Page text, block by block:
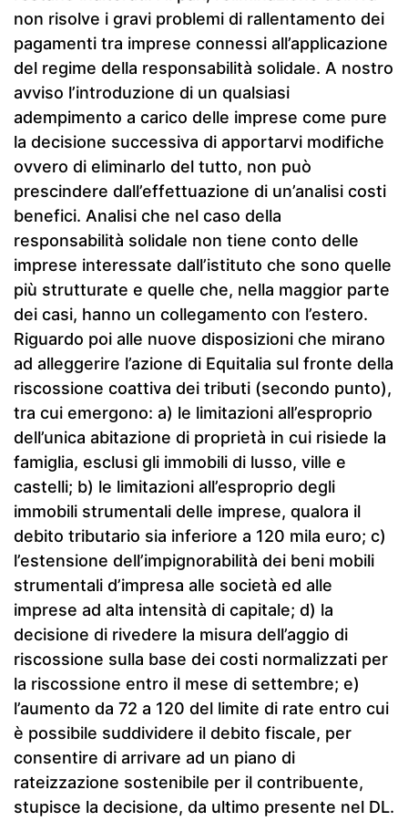
non risolve i gravi problemi di rallentamento dei
pagamenti tra imprese connessi all’applicazione
del regime della responsabilità solidale. A nostro
avviso l’introduzione di un qualsiasi
adempimento a carico delle imprese come pure
la decisione successiva di apportarvi modifiche
ovvero di eliminarlo del tutto, non può
prescindere dall’effettuazione di un’analisi costi
benefici. Analisi che nel caso della
responsabilità solidale non tiene conto delle
imprese interessate dall’istituto che sono quelle
più strutturate e quelle che, nella maggior parte
dei casi, hanno un collegamento con l’estero.
Riguardo poi alle nuove disposizioni che mirano
ad alleggerire l’azione di Equitalia sul fronte della
riscossione coattiva dei tributi (secondo punto),
tra cui emergono: a) le limitazioni all’esproprio
dell’unica abitazione di proprietà in cui risiede la
famiglia, esclusi gli immobili di lusso, ville e
castelli; b) le limitazioni all’esproprio degli
immobili strumentali delle imprese, qualora il
debito tributario sia inferiore a 120 mila euro; c)
l’estensione dell’impignorabilità dei beni mobili
strumentali d’impresa alle società ed alle
imprese ad alta intensità di capitale; d) la
decisione di rivedere la misura dell’aggio di
riscossione sulla base dei costi normalizzati per
la riscossione entro il mese di settembre; e)
l’aumento da 72 a 120 del limite di rate entro cui
è possibile suddividere il debito fiscale, per
consentire di arrivare ad un piano di
rateizzazione sostenibile per il contribuente,
stupisce la decisione, da ultimo presente nel DL.